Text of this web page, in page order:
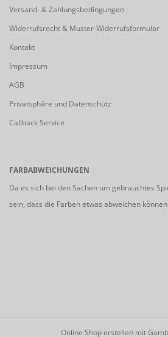
Versand- & Zahlungsbedingungen
Widerrufsrecht & Muster-Widerrufsformular
Kontakt
Impressum
AGB
Privatsphäre und Datenschutz
Callback Service
FARBABWEICHUNGEN
Da es sich bei den Sachen um gebrauchtes
sein, dass die Farben etwas abweichen können.
Online Shop erstellen mit